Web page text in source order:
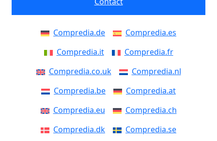
Compredia.de
Compredia.es
Compredia.it
Compredia.fr
Compredia.co.uk
Compredia.nl
Compredia.be
Compredia.at
Compredia.eu
Compredia.ch
Compredia.dk
Compredia.se